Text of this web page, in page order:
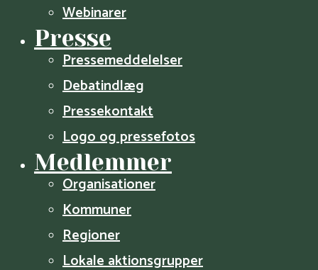
Webinarer
Presse
Pressemeddelelser
Debatindlæg
Pressekontakt
Logo og pressefotos
Medlemmer
Organisa­­tioner
Kommuner
Regioner
Lokale aktionsgrupper